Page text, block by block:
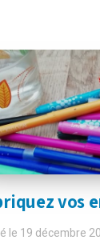
vos
le 19 décembre